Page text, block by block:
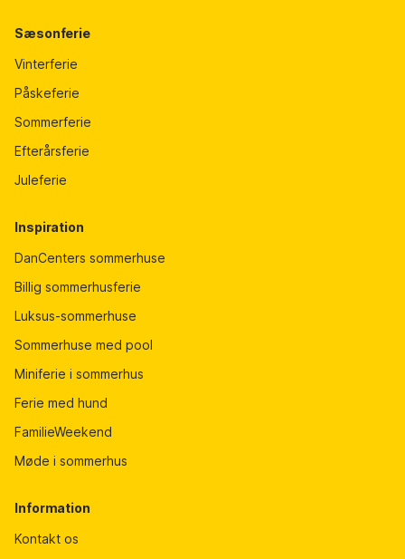
Sæsonferie
Vinterferie
Påskeferie
Sommerferie
Efterårsferie
Juleferie
Inspiration
DanCenters sommerhuse
Billig sommerhusferie
Luksus-sommerhuse
Sommerhuse med pool
Miniferie i sommerhus
Ferie med hund
FamilieWeekend
Møde i sommerhus
Information
Kontakt os